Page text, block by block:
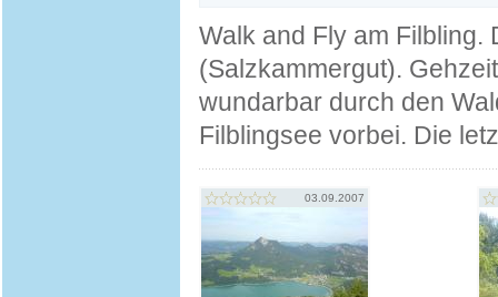
Walk and Fly am Filbling.
(Salzkammergut).
wundarbar durch den
Filblingsee vorbei. Die
03.09.2007